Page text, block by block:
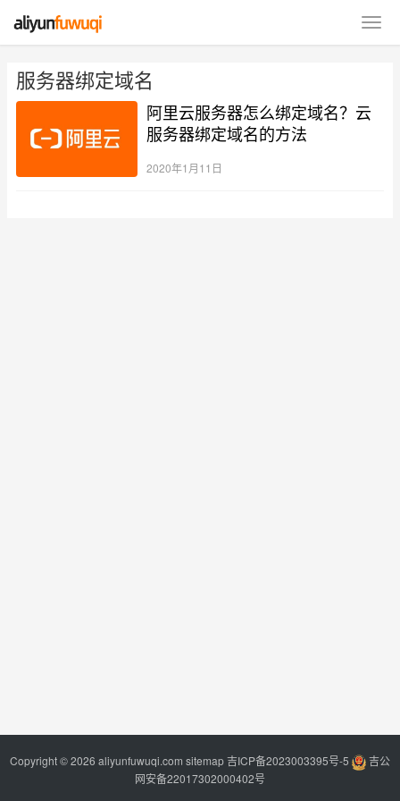
服务器绑定域名
阿里云服务器怎么绑定域名？云
服务器绑定域名的方法
2020年1月11日
Copyright © 2026 aliyunfuwuqi.com sitemap吉ICP备2023003395号-5
吉公
网安备22017302000402号